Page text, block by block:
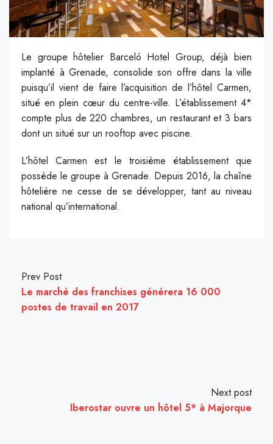
Le groupe hôtelier Barceló Hotel Group, déjà bien
implanté à Grenade, consolide son offre dans la ville
puisqu’il vient de faire l’acquisition de l’hôtel Carmen,
situé en plein cœur du centre-ville. L’établissement 4*
compte plus de 220 chambres, un restaurant et 3 bars
dont un situé sur un rooftop avec piscine.
L’hôtel Carmen est le troisième établissement que
possède le groupe à Grenade. Depuis 2016, la chaîne
hôtelière ne cesse de se développer, tant au niveau
national qu’international.
Prev Post
Le marché des franchises générera 16 000
postes de travail en 2017
Next post
Iberostar ouvre un hôtel 5* à Majorque